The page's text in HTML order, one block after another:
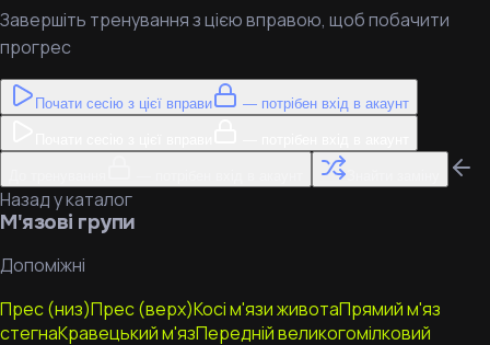
Завершіть тренування з цією вправою, щоб побачити
прогрес
Почати сесію з цієї вправи — потрібен вхід в акаунт
Назад у каталог
М'язові групи
Допоміжні
Прес (низ)Прес (верх)Косі м'язи животаПрямий м'яз
стегнаКравецький м'язПередній великогомілковий